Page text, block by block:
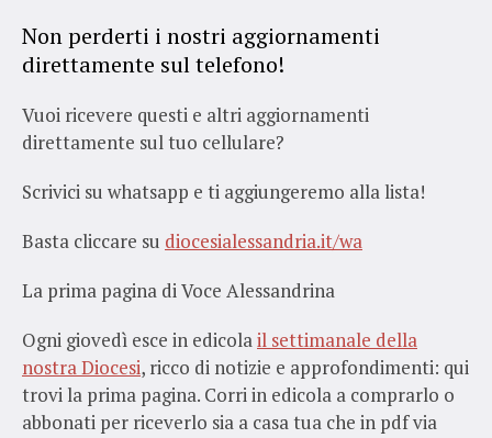
Non perderti i nostri aggiornamenti
direttamente sul telefono!
Vuoi ricevere questi e altri aggiornamenti
direttamente sul tuo cellulare?
Scrivici su whatsapp e ti aggiungeremo alla lista!
Basta cliccare su diocesialessandria.it/wa
La prima pagina di Voce Alessandrina
Ogni giovedì esce in edicolail settimanale della
nostra Diocesi, ricco di notizie e approfondimenti: qui
trovi la prima pagina. Corri in edicola a comprarlo o
abbonati per riceverlo sia a casa tua che in pdf via